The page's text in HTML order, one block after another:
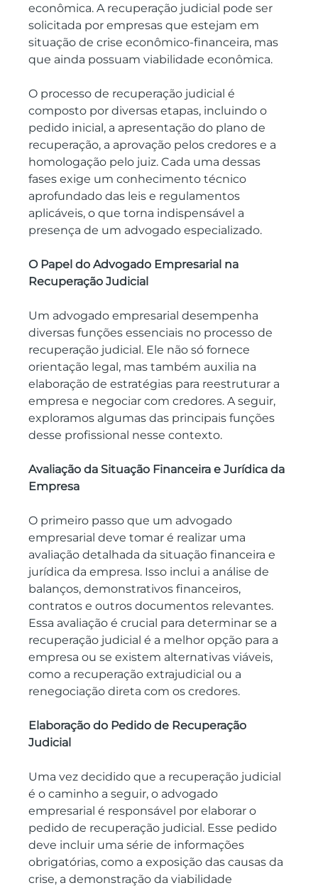
econômica. A recuperação judicial pode ser
solicitada por empresas que estejam em
situação de crise econômico-financeira, mas
que ainda possuam viabilidade econômica.
O processo de recuperação judicial é
composto por diversas etapas, incluindo o
pedido inicial, a apresentação do plano de
recuperação, a aprovação pelos credores e a
homologação pelo juiz. Cada uma dessas
fases exige um conhecimento técnico
aprofundado das leis e regulamentos
aplicáveis, o que torna indispensável a
presença de um advogado especializado.
O Papel do Advogado Empresarial na
Recuperação Judicial
Um advogado empresarial desempenha
diversas funções essenciais no processo de
recuperação judicial. Ele não só fornece
orientação legal, mas também auxilia na
elaboração de estratégias para reestruturar a
empresa e negociar com credores. A seguir,
exploramos algumas das principais funções
desse profissional nesse contexto.
Avaliação da Situação Financeira e Jurídica da
Empresa
O primeiro passo que um advogado
empresarial deve tomar é realizar uma
avaliação detalhada da situação financeira e
jurídica da empresa. Isso inclui a análise de
balanços, demonstrativos financeiros,
contratos e outros documentos relevantes.
Essa avaliação é crucial para determinar se a
recuperação judicial é a melhor opção para a
empresa ou se existem alternativas viáveis,
como a recuperação extrajudicial ou a
renegociação direta com os credores.
Elaboração do Pedido de Recuperação
Judicial
Uma vez decidido que a recuperação judicial
é o caminho a seguir, o advogado
empresarial é responsável por elaborar o
pedido de recuperação judicial. Esse pedido
deve incluir uma série de informações
obrigatórias, como a exposição das causas da
crise, a demonstração da viabilidade